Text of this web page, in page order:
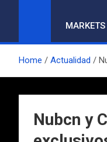
MARKETS
Home Actualidad
Nubcn y